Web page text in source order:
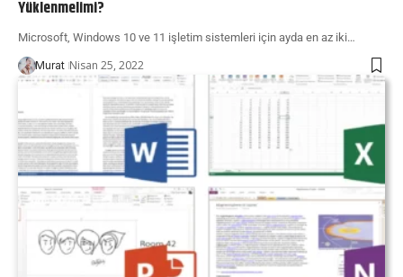
Yüklenmelimi?
Microsoft, Windows 10 ve 11 işletim sistemleri için ayda en az iki…
Murat Nisan 25, 2022